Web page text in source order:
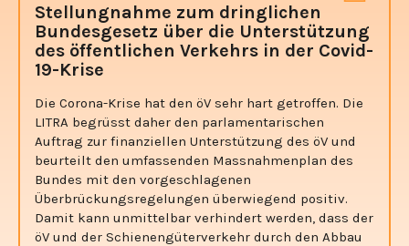
Stellungnahme zum dringlichen
Bundesgesetz über die Unterstützung
des öffentlichen Verkehrs in der Covid-
19-Krise
Die Corona-Krise hat den öV sehr hart getroffen. Die
LITRA begrüsst daher den parlamentarischen
Auftrag zur finanziellen Unterstützung des öV und
beurteilt den umfassenden Massnahmenplan des
Bundes mit den vorgeschlagenen
Überbrückungsregelungen überwiegend positiv.
Damit kann unmittelbar verhindert werden, dass der
öV und der Schienengüterverkehr durch den Abbau